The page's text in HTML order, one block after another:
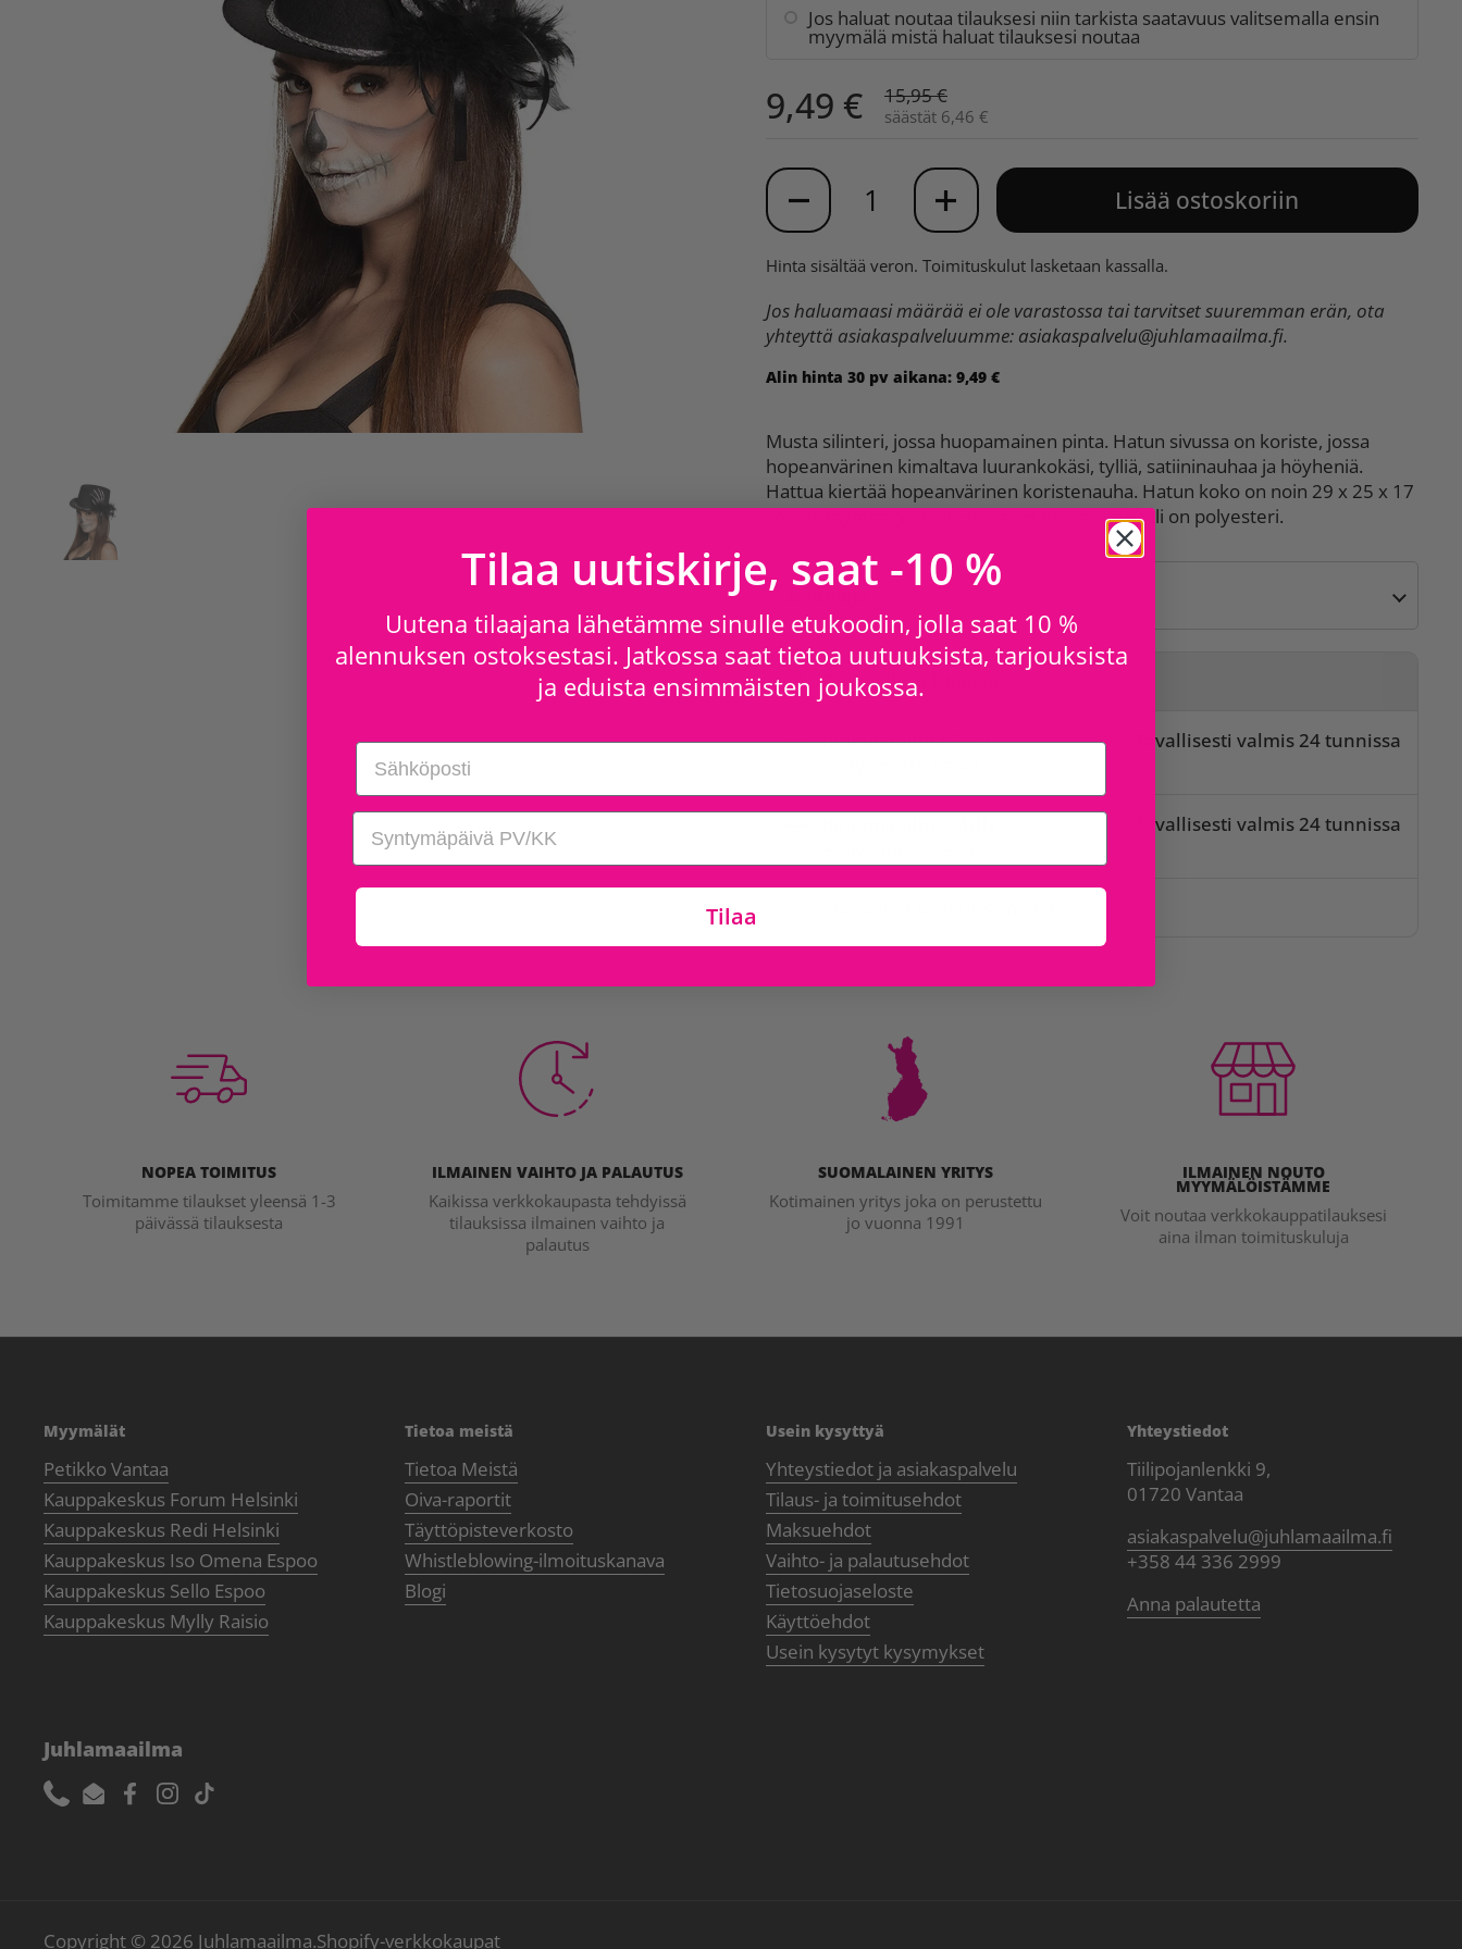
Jos haluat noutaa tilauksesi niin tarkista saatavuus valitsemalla ensin
myymälä mistä haluat tilauksesi noutaa
9,49 € 15,95 €
säästät 6,46 €
Määrä
Lisää ostoskoriin
Hinta sisältää veron. Toimituskulut lasketaan kassalla.
Jos haluamaasi määrää ei ole varastossa tai tarvitset suuremman erän, ota
yhteyttä asiakaspalveluumme: asiakaspalvelu@juhlamaailma.fi.
Alin hinta 30 pv aikana: 9,49 €
Musta silinteri, jossa huopamainen pinta. Hatun sivussa on koriste, jossa
hopeanvärinen kimaltava luurankokäsi, tylliä, satiininauhaa ja höyheniä.
Hattua kiertää hopeanvärinen koristenauha. Hatun koko on noin 29 x 25 x 17
cm, päänympärys noin 56 cm. Hatun materiaali on polyesteri.
Saatavilla kohteesta
Juhlamaailma Redi
Tavallisesti valmis 24 tunnissa
Tavallisesti valmis 24 tunnissa
NOPEA TOIMITUS
Toimitamme tilaukset yleensä 1-3
päivässä tilauksesta
ILMAINEN VAIHTO JA PALAUTUS
Kaikissa verkkokaupasta tehdyissä
tilauksissa ilmainen vaihto ja
palautus
SUOMALAINEN YRITYS
Kotimainen yritys joka on perustettu
jo vuonna 1991
ILMAINEN NOUTO
MYYMÄLÖISTÄMME
Voit noutaa verkkokauppatilauksesi
aina ilman toimituskuluja
Myymälät
Petikko Vantaa
Kauppakeskus Forum Helsinki
Kauppakeskus Redi Helsinki
Kauppakeskus Iso Omena Espoo
Kauppakeskus Sello Espoo
Kauppakeskus Mylly Raisio
Tietoa meistä
Tietoa Meistä
Oiva-raportit
Täyttöpisteverkosto
Whistleblowing-ilmoituskanava
Blogi
Usein kysyttyä
Yhteystiedot ja asiakaspalvelu
Tilaus- ja toimitusehdot
Maksuehdot
Vaihto- ja palautusehdot
Tietosuojaseloste
Käyttöehdot
Usein kysytyt kysymykset
Yhteystiedot
Tiilipojanlenkki 9,
01720 Vantaa
asiakaspalvelu@juhlamaailma.fi
+358 44 336 2999
Anna palautetta
Juhlamaailma
PhoneEmailFacebook
Instagram
TikTok
Copyright © 2026 Juhlamaailma.Shopify-verkkokaupat
Tilaa uutiskirje, saat -10 %
Uutena tilaajana lähetämme sinulle etukoodin, jolla saat 10 %
alennuksen ostoksestasi. Jatkossa saat tietoa uutuuksista, tarjouksista
ja eduista ensimmäisten joukossa.
Email
birthday
Tilaa